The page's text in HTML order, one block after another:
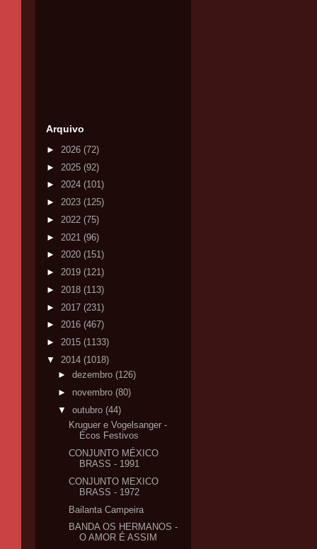
Arquivo
► 2026 (72)
► 2025 (92)
► 2024 (101)
► 2023 (125)
► 2022 (75)
► 2021 (96)
► 2020 (151)
► 2019 (121)
► 2018 (113)
► 2017 (231)
► 2016 (467)
► 2015 (1133)
▼ 2014 (1018)
► dezembro (126)
► novembro (80)
▼ outubro (44)
Kruguer e Vogelsanger -
Écos Festivos
CONJUNTO MÉXICO
BRASS - 1991
CONJUNTO MEXICO
BRASS - 1972
Bailanta Campeira
BANDA OS HERMANOS -
O AMOR É ASSIM